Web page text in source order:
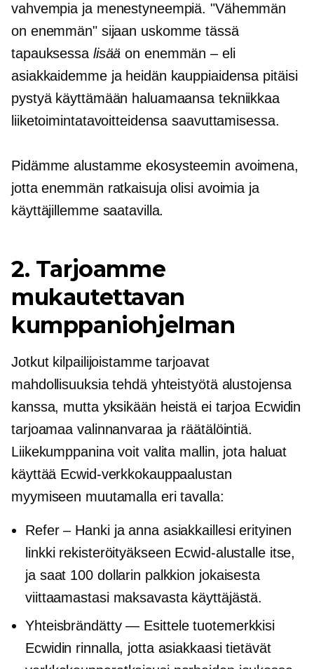
vahvempia ja menestyneempiä. "Vähemmän
on enemmän" sijaan uskomme tässä
tapauksessa lisää on enemmän – eli
asiakkaidemme ja heidän kauppiaidensa pitäisi
pystyä käyttämään haluamaansa tekniikkaa
liiketoimintatavoitteidensa saavuttamisessa.
Pidämme alustamme ekosysteemin avoimena,
jotta enemmän ratkaisuja olisi avoimia ja
käyttäjillemme saatavilla.
2. Tarjoamme
mukautettavan
kumppaniohjelman
Jotkut kilpailijoistamme tarjoavat
mahdollisuuksia tehdä yhteistyötä alustojensa
kanssa, mutta yksikään heistä ei tarjoa Ecwidin
tarjoamaa valinnanvaraa ja räätälöintiä.
Liikekumppanina voit valita mallin, jota haluat
käyttää Ecwid-verkkokauppaalustan
myymiseen muutamalla eri tavalla:
Refer – Hanki ja anna asiakkaillesi erityinen
linkki rekisteröityäkseen Ecwid-alustalle itse,
ja saat 100 dollarin palkkion jokaisesta
viittaamastasi maksavasta käyttäjästä.
Yhteisbrändätty— Esittele tuotemerkkisi
Ecwidin rinnalla, jotta asiakkaasi tietävät